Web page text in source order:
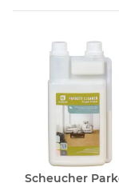
Scheucher